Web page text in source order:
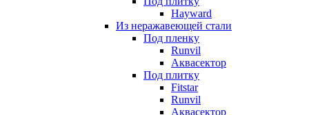
Hayward
Из неражавеющей стали
Под пленку
Runvil
Аквасектор
Под плитку
Fitstar
Runvil
Аквасектор